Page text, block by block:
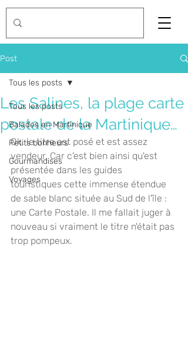
Post
Tous les posts
Balades en Martinique
Petits bonheurs
Gourmandises
Voyages
Tous les posts
Les Salines, la plage carte
postale de la Martinique…
Ok, le titre est posé et est assez
vendeur. Car c'est bien ainsi qu'est
présentée dans les guides
touristiques cette immense étendue
de sable blanc située au Sud de l'île :
une Carte Postale. Il me fallait juger à
nouveau si vraiment le titre n'était pas
trop pompeux.